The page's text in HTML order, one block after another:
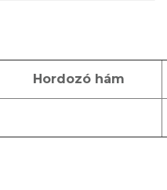
Hordozó hám